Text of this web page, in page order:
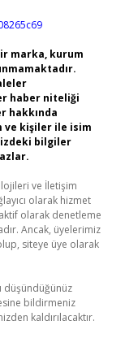
marka, kurum
haber niteliği
hakkında
ve kişiler ile isim
bilgiler
ve İletişim
olarak hizmet
olarak denetleme
Ancak, üyelerimiz
siteye üye olarak
düşündüğünüz
bildirmeniz
kaldırılacaktır.